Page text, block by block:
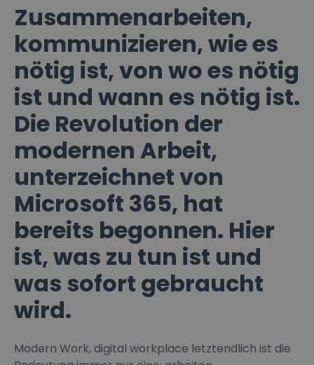
Zusammenarbeiten,
kommunizieren, wie es
nötig ist, von wo es nötig
ist und wann es nötig ist.
Die Revolution der
modernen Arbeit,
unterzeichnet von
Microsoft 365, hat
bereits begonnen. Hier
ist, was zu tun ist und
was sofort gebraucht
wird.
Modern Work, digital workplace letztendlich ist die